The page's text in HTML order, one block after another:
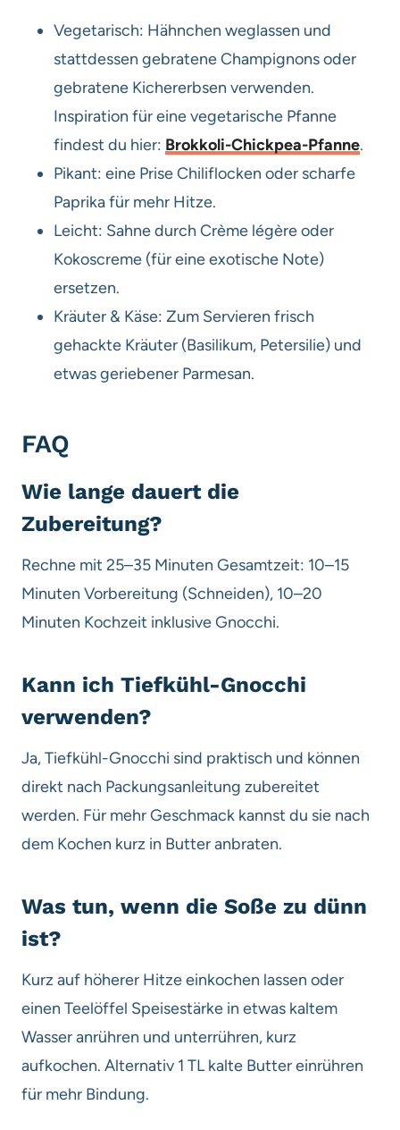
Vegetarisch: Hähnchen weglassen und
stattdessen gebratene Champignons oder
gebratene Kichererbsen verwenden.
Inspiration für eine vegetarische Pfanne
findest du hier: Brokkoli-Chickpea-Pfanne.
Pikant: eine Prise Chiliflocken oder scharfe
Paprika für mehr Hitze.
Leicht: Sahne durch Crème légère oder
Kokoscreme (für eine exotische Note)
ersetzen.
Kräuter & Käse: Zum Servieren frisch
gehackte Kräuter (Basilikum, Petersilie) und
etwas geriebener Parmesan.
FAQ
Wie lange dauert die
Zubereitung?
Rechne mit 25–35 Minuten Gesamtzeit: 10–15
Minuten Vorbereitung (Schneiden), 10–20
Minuten Kochzeit inklusive Gnocchi.
Kann ich Tiefkühl-Gnocchi
verwenden?
Ja, Tiefkühl-Gnocchi sind praktisch und können
direkt nach Packungsanleitung zubereitet
werden. Für mehr Geschmack kannst du sie nach
dem Kochen kurz in Butter anbraten.
Was tun, wenn die Soße zu dünn
ist?
Kurz auf höherer Hitze einkochen lassen oder
einen Teelöffel Speisestärke in etwas kaltem
Wasser anrühren und unterrühren, kurz
aufkochen. Alternativ 1 TL kalte Butter einrühren
für mehr Bindung.